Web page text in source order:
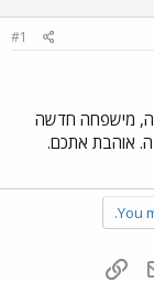
#1
מישפחה חדשה
אוהבת אתכם.
You
דואר אלקטרוני